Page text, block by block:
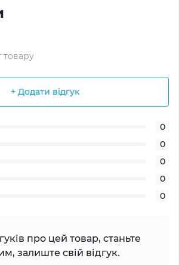
товару
+ Додати відгук
0
0
0
0
0
про цей товар, станьте
залиште свій відгук.